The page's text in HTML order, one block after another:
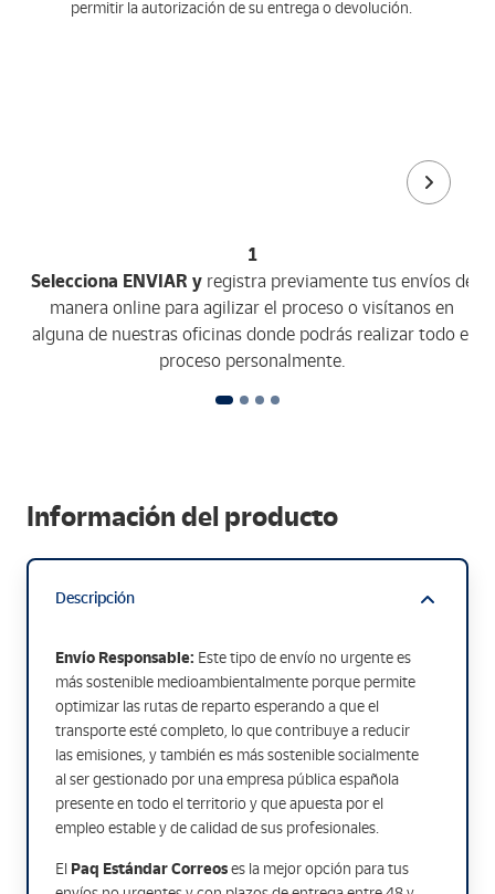
permitir la autorización de su entrega o devolución.
1
Selecciona ENVIAR yregistra previamente tus envíos de
manera online para agilizar el proceso o visítanos en
alguna de nuestras oficinas donde podrás realizar todo el
proceso personalmente.
Información del producto
Descripción
Envío Responsable: Este tipo de envío no urgente es
más sostenible medioambientalmente porque permite
optimizar las rutas de reparto esperando a que el
transporte esté completo, lo que contribuye a reducir
las emisiones, y también es más sostenible socialmente
al ser gestionado por una empresa pública española
presente en todo el territorio y que apuesta por el
empleo estable y de calidad de sus profesionales.
ElPaq Estándar Correoses la mejor opción para tus